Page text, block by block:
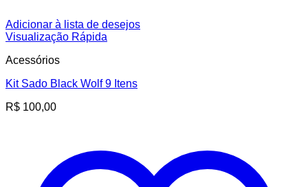
Adicionar à lista de desejos
Visualização Rápida
Acessórios
Kit Sado Black Wolf 9 Itens
R$ 100,00